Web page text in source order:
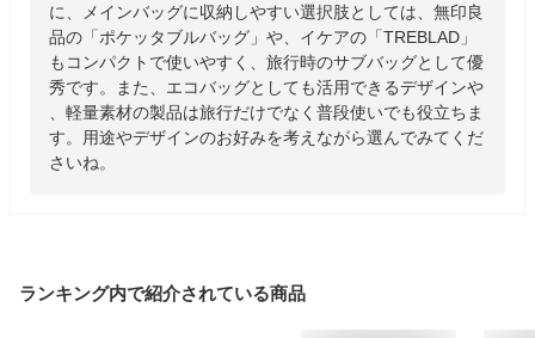
に、メインバッグに収納しやすい選択肢としては、無印良
品の「ポケッタブルバッグ」や、イケアの「TREBLAD」
もコンパクトで使いやすく、旅行時のサブバッグとして優
秀です。また、エコバッグとしても活用できるデザインや
、軽量素材の製品は旅行だけでなく普段使いでも役立ちま
す。用途やデザインのお好みを考えながら選んでみてくだ
さいね。
ランキング内で紹介されている商品